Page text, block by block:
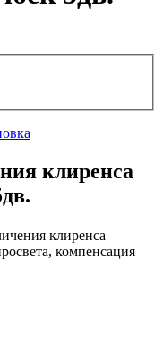
клиренса
клиренса
компенсация